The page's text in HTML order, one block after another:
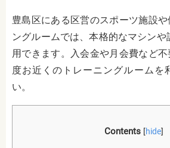
豊島区にある区営のスポーツ施設
ングルームでは、本格的なマシン
用できます。入会金や月会費など
度お近くのトレーニングルームを
い。
Contents [hide]